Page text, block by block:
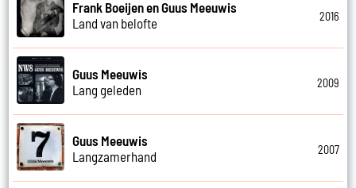
Frank Boeijen en Guus Meeuwis
Land van belofte
2016
Guus Meeuwis
Lang geleden
2009
Guus Meeuwis
Langzamerhand
2007